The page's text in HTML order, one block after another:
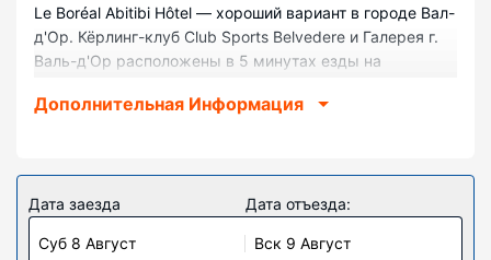
Le Boréal Abitibi Hôtel — хороший вариант в городе Вал-
д'Ор. Кёрлинг-клуб Club Sports Belvedere и Галерея г.
Валь-д'Ор расположены в 5 минутах езды на
расположением: Арт-центр Centre d'Exposition de Val-
Почувствуйте себя как дома в одном из 98 номеров.
кухни оснащены следующим оборудованием:
Дополнительная Информация
Дата заезда
Суб 8 Август
Дата отъезда:
Вск 9 Август